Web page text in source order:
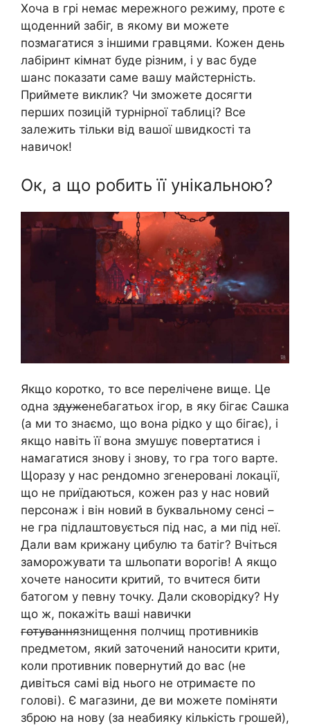
Хоча в грі немає мережного режиму, проте є
щоденний забіг, в якому ви можете
позмагатися з іншими гравцями. Кожен день
лабіринт кімнат буде різним, і у вас буде
шанс показати саме вашу майстерність.
Приймете виклик? Чи зможете досягти
перших позицій турнірної таблиці? Все
залежить тільки від вашої швидкості та
навичок!
Ок, а що робить її унікальною?
Якщо коротко, то все перелічене вище. Це
одна здуженебагатьох ігор, в яку бігає Сашка
(а ми то знаємо, що вона рідко у що бігає), і
якщо навіть її вона змушує повертатися і
намагатися знову і знову, то гра того варте.
Щоразу у нас рендомно згенеровані локації,
що не приїдаються, кожен раз у нас новий
персонаж і він новий в буквальному сенсі –
не гра підлаштовується під нас, а ми під неї.
Дали вам крижану цибулю та батіг? Вчіться
заморожувати та шльопати ворогів! А якщо
хочете наносити критий, то вчитеся бити
батогом у певну точку. Дали сковорідку? Ну
що ж, покажіть ваші навички
готуваннязнищення полчищ противників
предметом, який заточений наносити крити,
коли противник повернутий до вас (не
дивіться самі від нього не отримаєте по
голові). Є магазини, де ви можете поміняти
зброю на нову (за неабияку кількість грошей),